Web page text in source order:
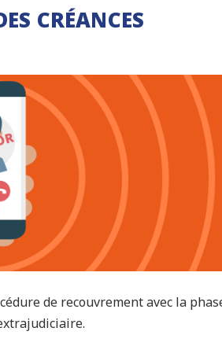
CRÉANCES
de recouvrement avec la